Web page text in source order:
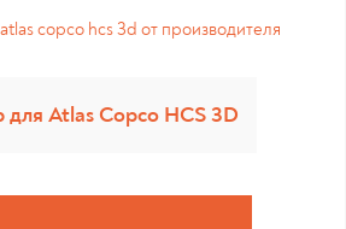
для Atlas Copco HCS 3D